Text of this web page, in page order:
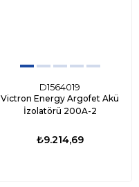
D1564019
Victron Energy Argofet Akü
İzolatörü 200A-2
₺9.214,69